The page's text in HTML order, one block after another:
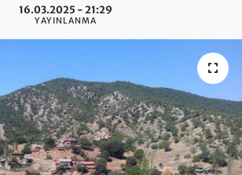
16.03.2025 - 21:29
YAYINLANMA